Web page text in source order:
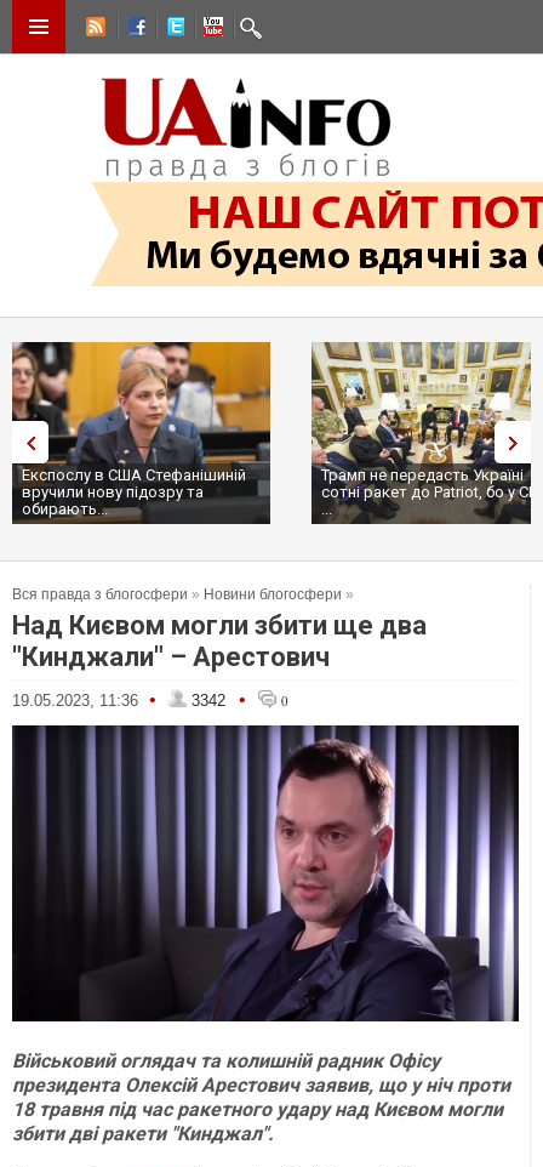
Експослу в США Стефанішиній
вручили нову підозру та
обирають...
Трамп не передасть Україні
сотні ракет до Patriot, бо у
...
Вся правда з блогосфери » Новини блогосфери »
Над Києвом могли збити ще два
"Кинджали" – Арестович
19.05.2023, 11:36 • 3342 • 0
Військовий оглядач та колишній радник Офісу
президента Олексій Арестович заявив, що у ніч проти
18 травня під час ракетного удару над Києвом могли
збити дві ракети "Кинджал".